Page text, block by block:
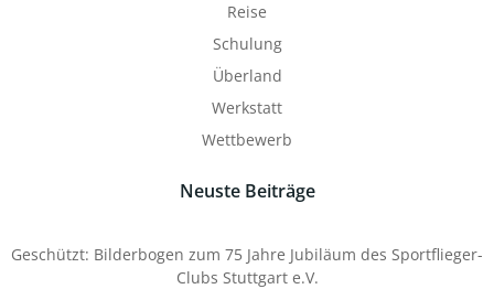
Reise
Schulung
Überland
Werkstatt
Wettbewerb
Neuste Beiträge
Geschützt: Bilderbogen zum 75 Jahre Jubiläum des Sportflieger-
Clubs Stuttgart e.V.